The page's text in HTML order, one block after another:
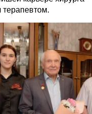
терапевтом.